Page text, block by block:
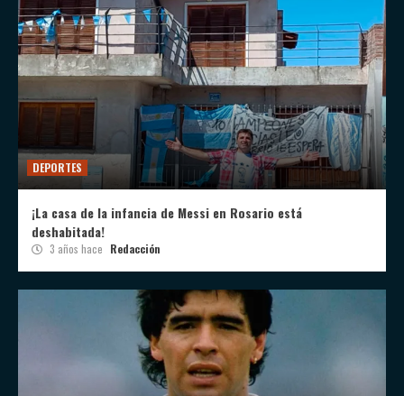
DEPORTES
¡La casa de la infancia de Messi en Rosario está
deshabitada!
3 años hace Redacción